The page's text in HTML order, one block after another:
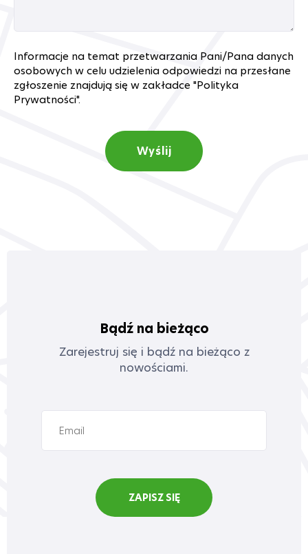
Informacje na temat przetwarzania Pani/Pana danych
osobowych w celu udzielenia odpowiedzi na przesłane
zgłoszenie znajdują się w zakładce "Polityka
Prywatności".
Wyślij
Bądź na bieżąco
Zarejestruj się i bądź na bieżąco z
nowościami.
ZAPISZ SIĘ